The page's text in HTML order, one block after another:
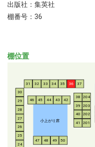
出版社：集英社
棚番号：36
棚位置
小上がり席
24
25
26
27
28
29
30
31 32 33 34 35 36 37
38
39
40
41
42
43
44
45
46
47 48 49 50
201
202
203
204